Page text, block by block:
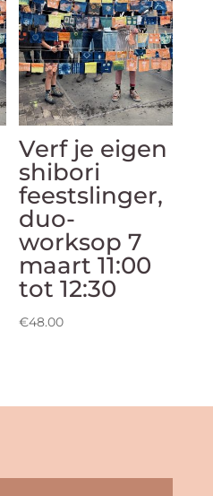
Verf je eigen
shibori
feestslinger,
duo-
worksop 7
maart 11:00
tot 12:30
€48.00